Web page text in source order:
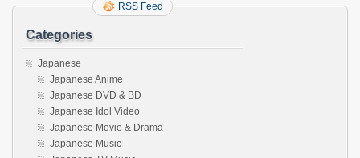
RSS Feed
Categories
Japanese
Japanese Anime
Japanese DVD & BD
Japanese Idol Video
Japanese Movie & Drama
Japanese Music